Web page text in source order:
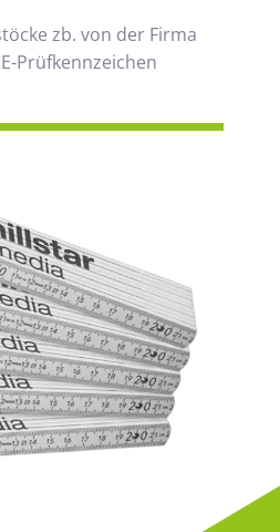
zb. von der Firma
Prüfkennzeichen